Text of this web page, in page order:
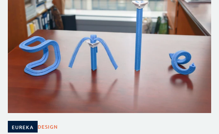
EUREKA DESIGN